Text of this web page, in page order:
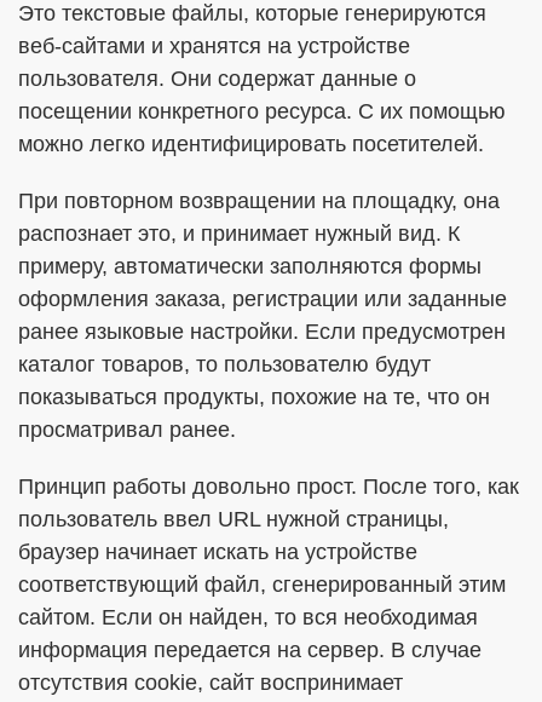
Я согласен с Политикой в отношении обработки ПДн
ДаюСогласие на обработку персональных данных в
Это текстовые файлы, которые генерируются
веб-сайтами и хранятся на устройстве
пользователя. Они содержат данные о
посещении конкретного ресурса. С их помощью
можно легко идентифицировать посетителей.
При повторном возвращении на площадку, она
распознает это, и принимает нужный вид. К
примеру, автоматически заполняются формы
оформления заказа, регистрации или заданные
ранее языковые настройки. Если предусмотрен
каталог товаров, то пользователю будут
показываться продукты, похожие на те, что он
просматривал ранее.
Принцип работы довольно прост. После того, как
пользователь ввел URL нужной страницы,
браузер начинает искать на устройстве
соответствующий файл, сгенерированный этим
сайтом. Если он найден, то вся необходимая
информация передается на сервер. В случае
отсутствия cookie, сайт воспринимает